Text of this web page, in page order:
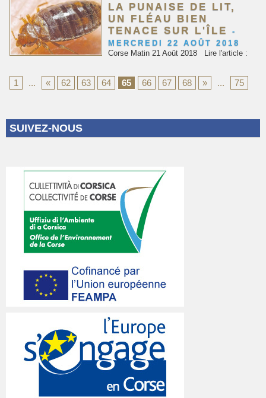
LA PUNAISE DE LIT,
UN FLÉAU BIEN
TENACE SUR L'ÎLE
-
MERCREDI 22 AOÛT 2018
Corse Matin 21 Août 2018 Lire l'article :
1 ... « 62 63 64 65 66 67 68 » ... 75
SUIVEZ-NOUS